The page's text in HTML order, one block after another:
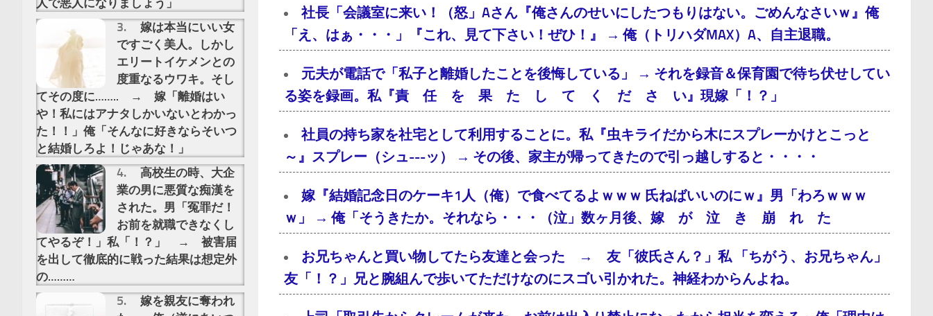
社長「会議室に来い！（怒」Aさん『俺さんのせいにしたつもりはない。ごめんなさいｗ』俺
「え、はぁ・・・」『これ、見て下さい！ぜひ！』 → 俺（トリハダMAX）A、自主退職。
元夫が電話で「私子と離婚したことを後悔している」 → それを録音＆保育園で待ち伏せしてい
る姿を録画。私『責 任 を 果 た し て く だ さ い』現嫁「！？」
社員の持ち家を社宅として利用することに。私『虫キライだから木にスプレーかけとこっと
～』スプレー（シュ---ッ） → その後、家主が帰ってきたので引っ越しすると・・・・
嫁『結婚記念日のケーキ1人（俺）で食べてるよｗｗｗ 氏ねばいいのにｗ』男「わろｗｗｗ
ｗ」 → 俺「そうきたか。それなら・・・（泣」数ヶ月後、嫁 が 泣 き 崩 れ た
お兄ちゃんと買い物してたら友達と会った → 友「彼氏さん？」私 「ちがう、お兄ちゃん」
友「！？」兄と腕組んで歩いてただけなのにスゴい引かれた。神経わからんよね。
嫁は本当にいい女
ですごく美人。しかし
エリートイケメンとの
度重なるウワキ。そし
てその度に…….. → 嫁「離婚はい
や！私にはアナタしかいないとわかっ
た！！」俺「そんなに好きならそいつ
と結婚しろよ！じゃあな！」
高校生の時、大企
業の男に悪質な痴漢を
された。男「冤罪だ！
お前を就職できなくし
てやるぞ！」私「！？」 → 被害届
を出して徹底的に戦った結果は想定外
の………
嫁を親友に奪われ